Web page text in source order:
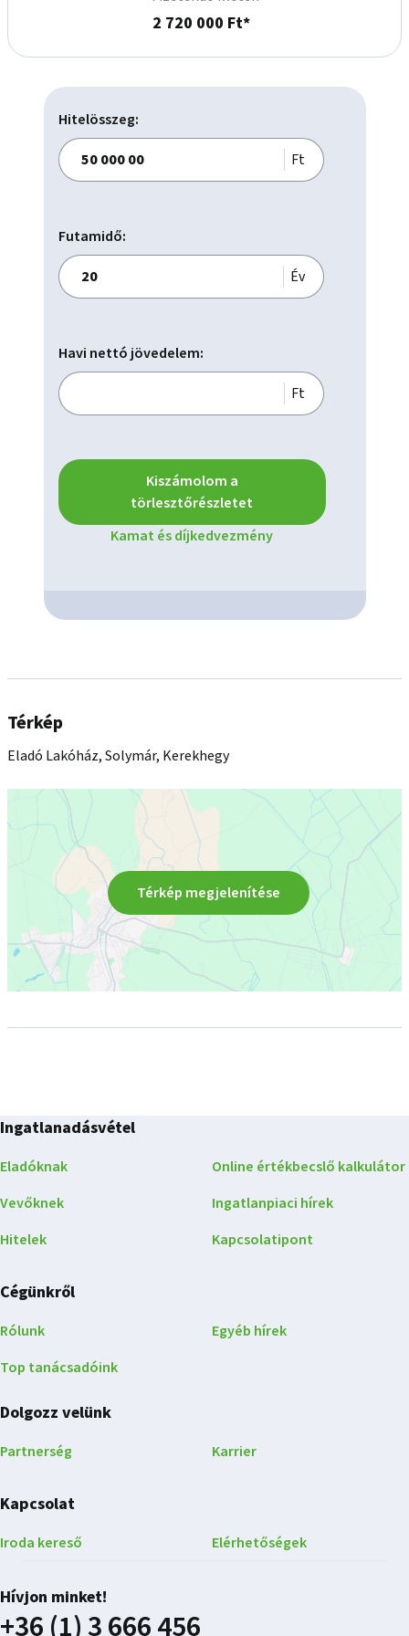
A környék nyugodt és barátságos, pár perc sétára modern
játszótér és zöld park várja. Közlekedés szempontjából is
Örömmel mutatom meg Önnek személyesen is - várom
hívását szeretettel!
Köszönöm megtisztelő figyelmét.
kérem forduljon hozzám bizalommal.
Az OTP teljes ingatlankínálatával kapcsolatban is várom
Ingatlanokkal kapcsolatban, hitelügyintézéssel, CSOK,
Babaváró vagy bármilyen pénzügyi tanácsadással örömmel
állunk rendelkezésére.
2 720 000 Ft*
Hitelösszeg:
Ft
Futamidő:
Év
Havi nettó jövedelem:
Ft
Kiszámolom a
törlesztőrészletet
Kamat és díjkedvezmény
Térkép
Eladó Lakóház, Solymár, Kerekhegy
Térkép megjelenítése
Ingatlanadásvétel
Eladóknak
Vevőknek
Hitelek
Online értékbecslő kalkulátor
Ingatlanpiaci hírek
Kapcsolatipont
Cégünkről
Rólunk
Top tanácsadóink
Egyéb hírek
Dolgozz velünk
Partnerség Karrier
Kapcsolat
Iroda kereső Elérhetőségek
Hívjon minket!
+36 (1) 3 666 456